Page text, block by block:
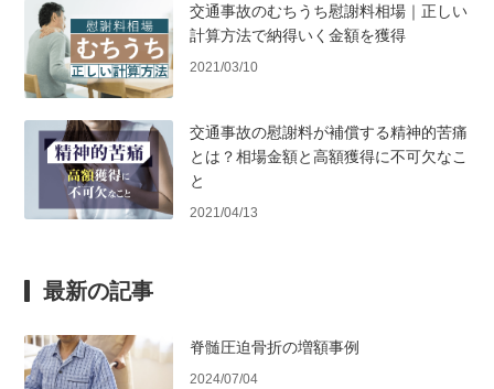
交通事故のむちうち慰謝料相場｜正しい
計算方法で納得いく金額を獲得
2021/03/10
交通事故の慰謝料が補償する精神的苦痛
とは？相場金額と高額獲得に不可欠なこ
と
2021/04/13
最新の記事
脊髄圧迫骨折の増額事例
2024/07/04